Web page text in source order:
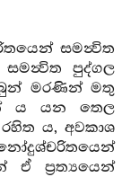
සමන්‍විත
පුද්ගල
මරණින් මතු
ය යන තෙල
ය, අවකාශ
ඒ ප්‍රත්‍යයෙන්